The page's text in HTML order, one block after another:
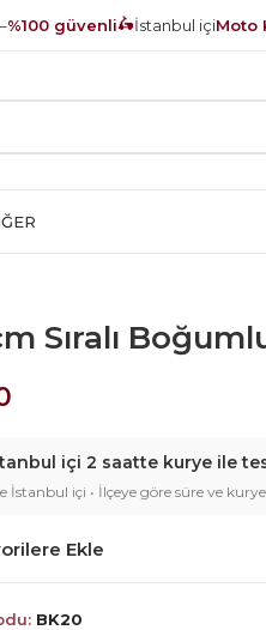
%100 güvenli🛵İstanbul içiMoto
Sıralı
içi 2 saatte kurye ile
İstanbul içi • İlçeye göre süre ve
Ekle
BK20